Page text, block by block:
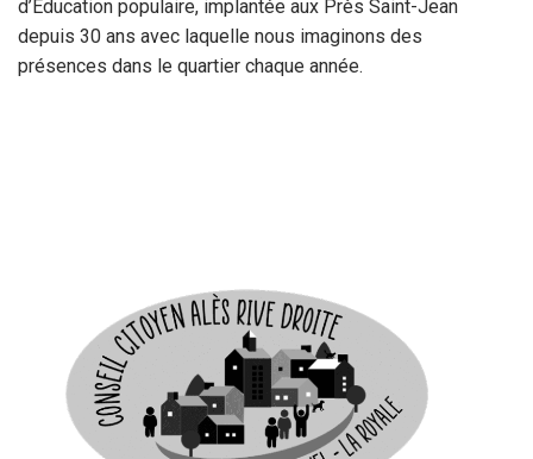
d’Éducation populaire, implantée aux Près Saint-Jean
depuis 30 ans avec laquelle nous imaginons des
présences dans le quartier chaque année.